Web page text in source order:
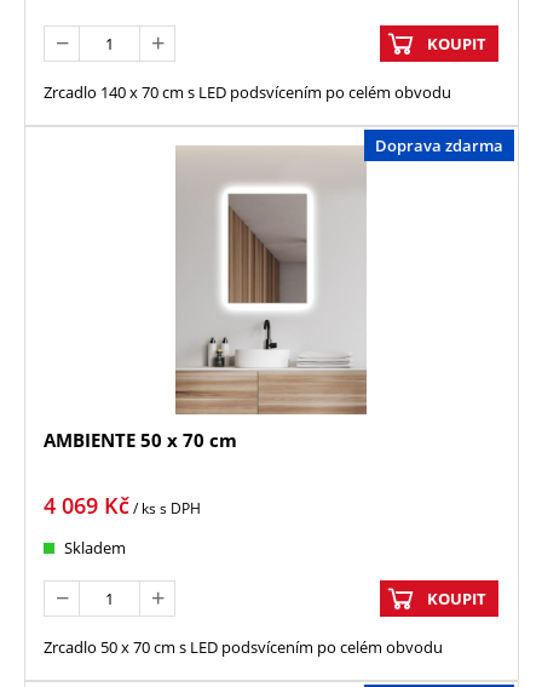
KOUPIT
Zrcadlo 140 x 70 cm s LED podsvícením po celém obvodu
Doprava zdarma
AMBIENTE 50 x 70 cm
4 069 Kč/ kss DPH
Skladem
KOUPIT
Zrcadlo 50 x 70 cm s LED podsvícením po celém obvodu